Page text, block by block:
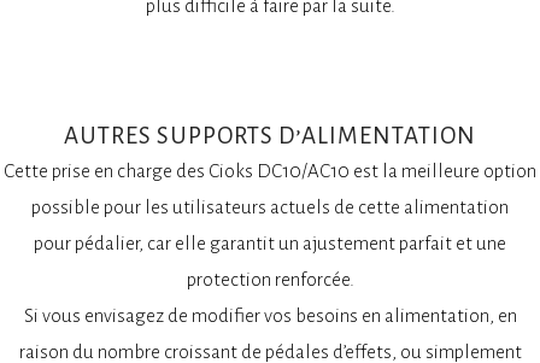
plus difficile à faire par la suite.
AUTRES SUPPORTS D’ALIMENTATION
Cette prise en charge des Cioks DC10/AC10 est la meilleure option
possible pour les utilisateurs actuels de cette alimentation
pour pédalier, car elle garantit un ajustement parfait et une
protection renforcée.
Si vous envisagez de modifier vos besoins en alimentation, en
raison du nombre croissant de pédales d’effets, ou simplement